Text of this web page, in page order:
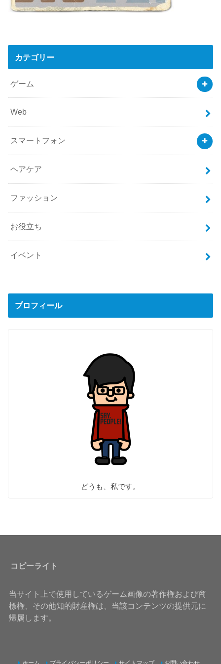
カテゴリー
ゲーム
Web
スマートフォン
ヘアケア
ファッション
お役立ち
イベント
プロフィール
どうも、私です。
コピーライト
当サイト上で使用しているゲーム画像の著作権および商
標権、その他知的財産権は、当該コンテンツの提供元に
帰属します。